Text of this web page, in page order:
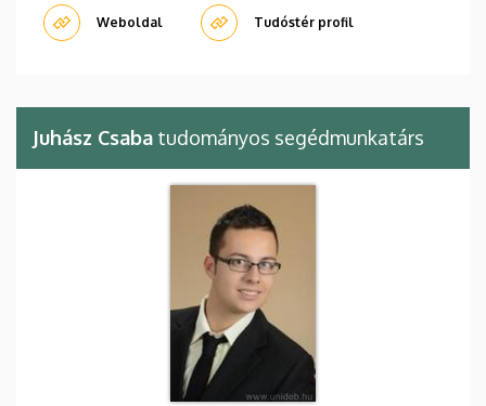
Weboldal Tudóstér profil
Juhász Csaba tudományos segédmunkatárs